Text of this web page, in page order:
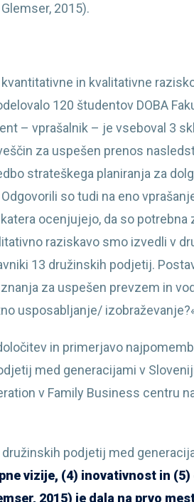
2015).
in kvalitativne
120 študentov DOBA
– vprašalnik – je vseboval 3
za uspešen prenos
strateškega planiranja za
so tudi na eno
ocenjujejo, da so
raziskavo smo izvedli v
13 družinskih podjetij.
za uspešen prevzem in
usposabljanje/
in primerjavo
med generacijami v
v Family Business centru
podjetij med
vizije, (4) inovativnost in
2015) je dala na prvo